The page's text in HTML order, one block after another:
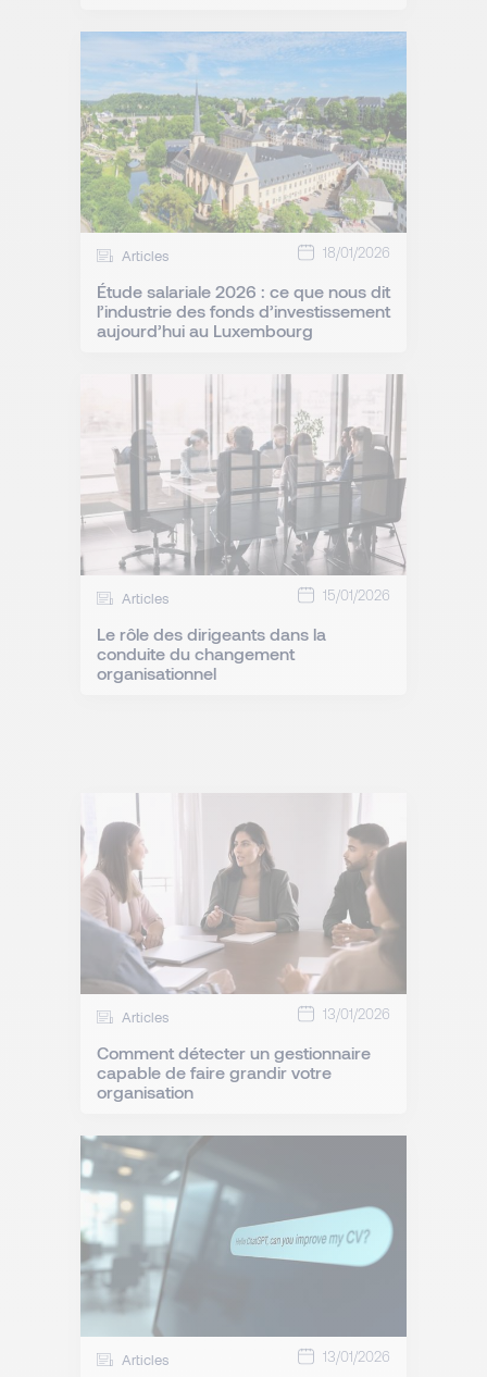
Articles 18/01/2026
Étude salariale 2026 : ce que nous dit
l’industrie des fonds d’investissement
aujourd’hui au Luxembourg
Articles 15/01/2026
Le rôle des dirigeants dans la
conduite du changement
organisationnel
Articles 13/01/2026
Comment détecter un gestionnaire
capable de faire grandir votre
organisation
Articles 13/01/2026